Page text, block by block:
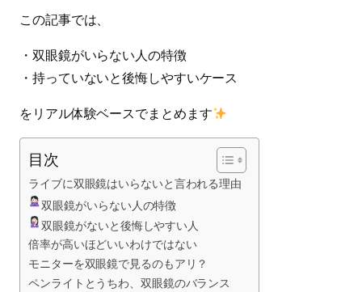
この記事では、
・双眼鏡がいらない人の特徴
・持っていないと後悔しやすいケース
をリアル体験ベースでまとめます
目次
ライブに双眼鏡はいらないと言われる理由
双眼鏡がいらない人の特徴
双眼鏡がないと後悔しやすい人
倍率が高いほどいいわけではない
モニターを双眼鏡で見るのもアリ？
ペンライトとうちわ、双眼鏡のバランス